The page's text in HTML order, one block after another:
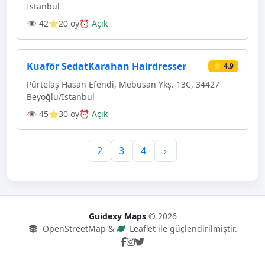
İstanbul
👁 42⭐20 oy⏰ Açık
Kuaför SedatKarahan Hairdresser ⭐ 4.9
Pürtelaş Hasan Efendi, Mebusan Ykş. 13C, 34427
Beyoğlu/İstanbul
👁 45⭐30 oy⏰ Açık
2 3 4 ›
Guidexy Maps© 2026
OpenStreetMap &
Leaflet ile güçlendirilmiştir.